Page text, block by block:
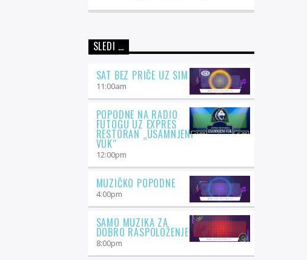
SLEDI …
SAT BEZ PRIČE UZ SIM
11:00am
POPODNE NA RADIO
FUTOGU UZ EXPRES
RESTORAN „USAMNJENI
VUK“
12:00pm
MUZIČKO POPODNE
4:00pm
SAMO MUZIKA ZA
DOBRO RASPOLOŽENJE
8:00pm